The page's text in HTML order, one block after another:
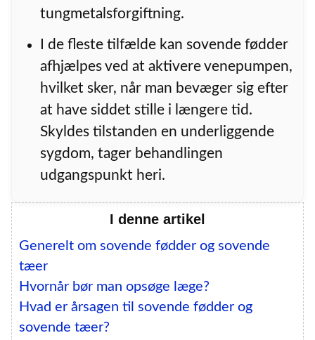
tungmetalsforgiftning.
I de fleste tilfælde kan sovende fødder
afhjælpes ved at aktivere venepumpen,
hvilket sker, når man bevæger sig efter
at have siddet stille i længere tid.
Skyldes tilstanden en underliggende
sygdom, tager behandlingen
udgangspunkt heri.
I denne artikel
Generelt om sovende fødder og sovende
tæer
Hvornår bør man opsøge læge?
Hvad er årsagen til sovende fødder og
sovende tæer?